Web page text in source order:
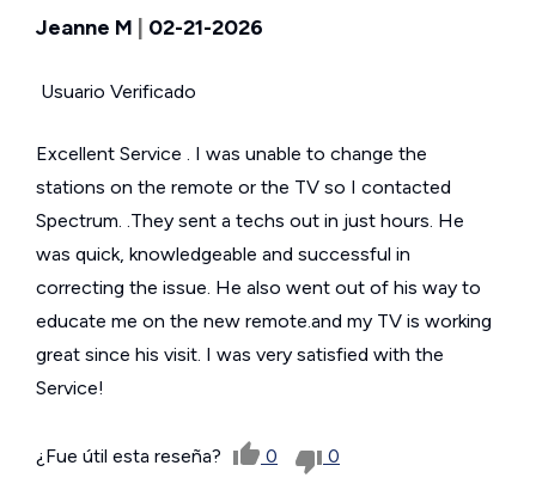
Jeanne M | 02-21-2026
Usuario Verificado
Excellent Service . I was unable to change the
stations on the remote or the TV so I contacted
Spectrum. .They sent a techs out in just hours. He
was quick, knowledgeable and successful in
correcting the issue. He also went out of his way to
educate me on the new remote.and my TV is working
great since his visit. I was very satisfied with the
Service!
¿Fue útil esta reseña? 0 0